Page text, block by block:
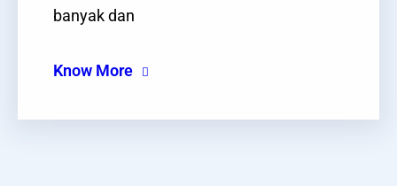
banyak dan
Know More